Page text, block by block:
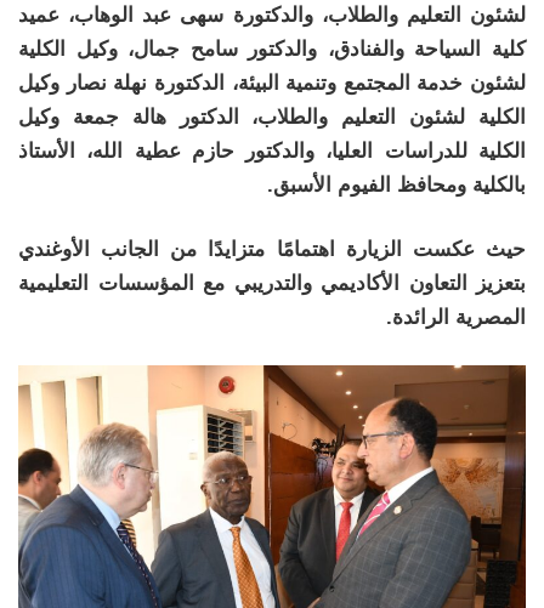
لشئون التعليم والطلاب، والدكتورة سهى عبد الوهاب، عميد
كلية السياحة والفنادق، والدكتور سامح جمال، وكيل الكلية
لشئون خدمة المجتمع وتنمية البيئة، الدكتورة نهلة نصار وكيل
الكلية لشئون التعليم والطلاب، الدكتور هالة جمعة وكيل
الكلية للدراسات العليا، والدكتور حازم عطية الله، الأستاذ
بالكلية ومحافظ الفيوم الأسبق.
حيث عكست الزيارة اهتمامًا متزايدًا من الجانب الأوغندي
بتعزيز التعاون الأكاديمي والتدريبي مع المؤسسات التعليمية
المصرية الرائدة.